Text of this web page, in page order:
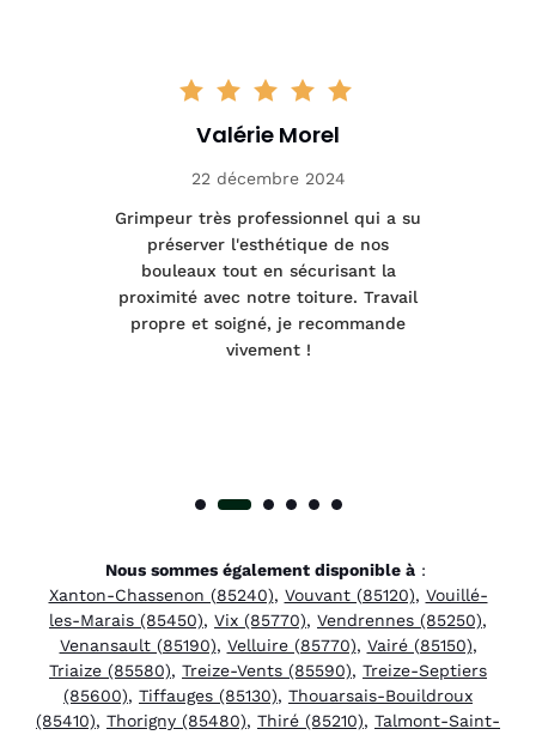
Valérie Morel
22 décembre 2024
Grimpeur très professionnel qui a su
préserver l'esthétique de nos
bouleaux tout en sécurisant la
proximité avec notre toiture. Travail
propre et soigné, je recommande
vivement !
Nous sommes également disponible à:
Xanton-Chassenon (85240), Vouvant (85120), Vouillé-
les-Marais (85450), Vix (85770), Vendrennes (85250),
Venansault (85190), Velluire (85770), Vairé (85150),
Triaize (85580), Treize-Vents (85590), Treize-Septiers
(85600), Tiffauges (85130), Thouarsais-Bouildroux
(85410), Thorigny (85480), Thiré (85210), Talmont-Saint-